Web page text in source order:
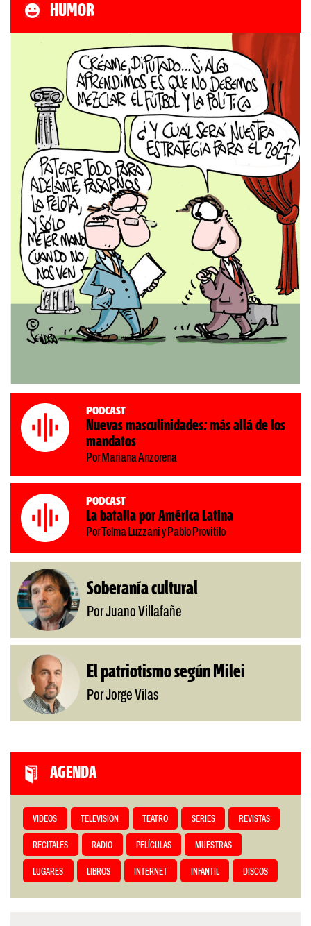
HUMOR
Podcast
Nuevas masculinidades: más allá de los
mandatos
Por Mariana Anzorena
Podcast
La batalla por América Latina
Por Telma Luzzani y Pablo Provitilo
Soberanía cultural
Por Juano Villafañe
El patriotismo según Milei
Por Jorge Vilas
AGENDA
VIDEOS TELEVISIÓN TEATRO SERIES REVISTAS
RECITALES RADIO PELÍCULAS MUESTRAS
LUGARES LIBROS INTERNET INFANTIL DISCOS